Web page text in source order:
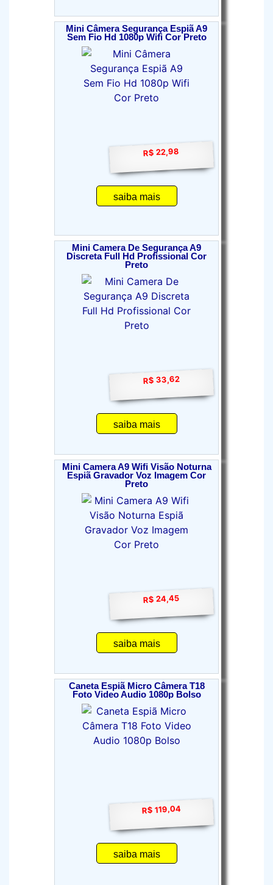
Mini Câmera Segurança Espiã A9
Sem Fio Hd 1080p Wifi Cor Preto
R$ 22,98
saiba mais
Mini Camera De Segurança A9
Discreta Full Hd Profissional Cor
Preto
R$ 33,62
saiba mais
Mini Camera A9 Wifi Visão Noturna
Espiã Gravador Voz Imagem Cor
Preto
R$ 24,45
saiba mais
Caneta Espiã Micro Câmera T18
Foto Video Audio 1080p Bolso
R$ 119,04
saiba mais